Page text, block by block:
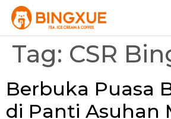
Tag: CSR
Berbuka Puasa
di Panti Asuhan